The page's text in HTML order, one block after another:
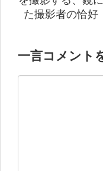
た撮影者の恰好
一言コメント